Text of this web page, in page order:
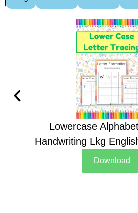
Lowercase
Handwriting Lkg
Download